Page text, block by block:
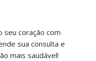
seu coração com
sua consulta e
mais saudável!